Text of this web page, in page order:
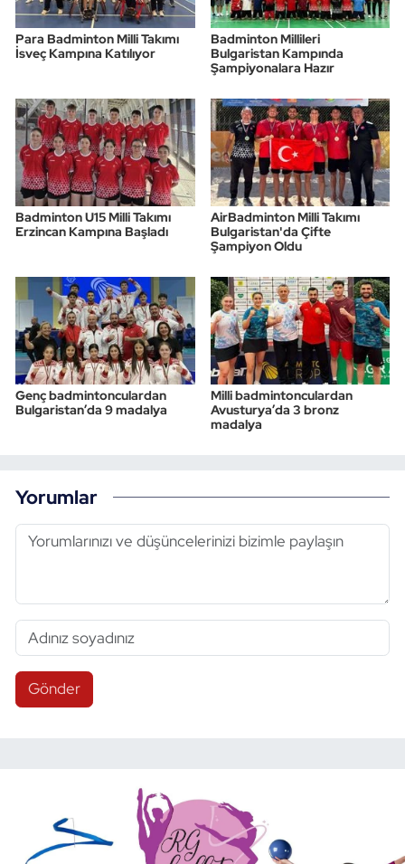
Para Badminton Milli Takımı
İsveç Kampına Katılıyor
Badminton Millileri
Bulgaristan Kampında
Şampiyonalara Hazır
Badminton U15 Milli Takımı
Erzincan Kampına Başladı
AirBadminton Milli Takımı
Bulgaristan'da Çifte
Şampiyon Oldu
Genç badmintonculardan
Bulgaristan’da 9 madalya
Milli badmintonculardan
Avusturya’da 3 bronz
madalya
Yorumlar
Gönder
Yelken
Yüzme